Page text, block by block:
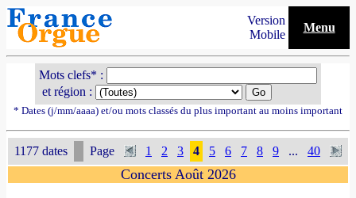
Version
Mobile
Menu
Mots clefs* :
et région :
* Dates (j/mm/aaaa) et/ou mots classés du plus important au moins important
1177 dates Page 1 2 3 4 5 6 7 8 9 ... 40
Concerts Août 2026